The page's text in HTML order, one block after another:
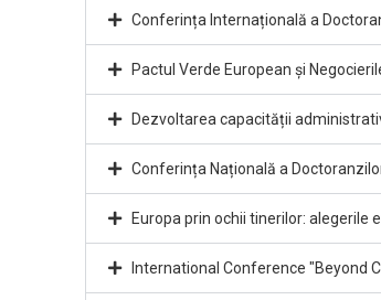
Conferința Internațională a
Pactul Verde European și
Dezvoltarea capacității
Conferința Națională a
Europa prin ochii tinerilor:
International Conference "Beyond